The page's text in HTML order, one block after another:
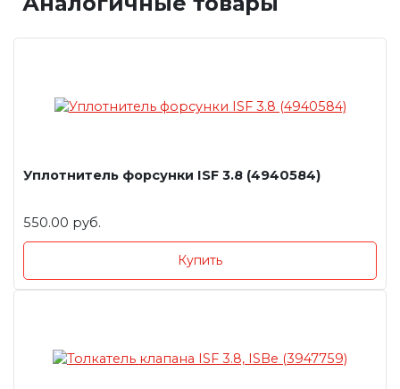
Уплотнитель форсунки ISF 3.8 (4940584)
550.00 руб.
Купить